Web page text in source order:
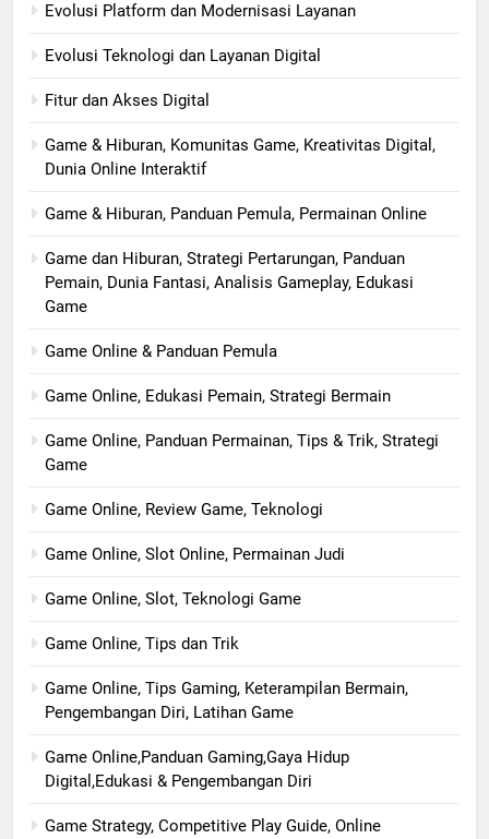
Evolusi Platform dan Modernisasi Layanan
Evolusi Teknologi dan Layanan Digital
Fitur dan Akses Digital
Game & Hiburan, Komunitas Game, Kreativitas Digital,
Dunia Online Interaktif
Game & Hiburan, Panduan Pemula, Permainan Online
Game dan Hiburan, Strategi Pertarungan, Panduan
Pemain, Dunia Fantasi, Analisis Gameplay, Edukasi
Game
Game Online & Panduan Pemula
Game Online, Edukasi Pemain, Strategi Bermain
Game Online, Panduan Permainan, Tips & Trik, Strategi
Game
Game Online, Review Game, Teknologi
Game Online, Slot Online, Permainan Judi
Game Online, Slot, Teknologi Game
Game Online, Tips dan Trik
Game Online, Tips Gaming, Keterampilan Bermain,
Pengembangan Diri, Latihan Game
Game Online,Panduan Gaming,Gaya Hidup
Digital,Edukasi & Pengembangan Diri
Game Strategy, Competitive Play Guide, Online